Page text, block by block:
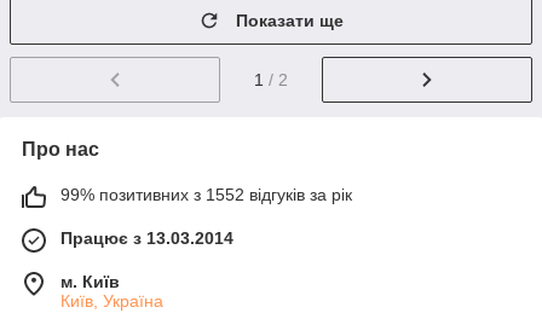
Показати ще
1 / 2
Про нас
99% позитивних з 1552 відгуків за рік
Працює з 13.03.2014
м. Київ
Київ, Україна